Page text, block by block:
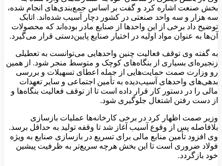
بخش صنعت اشاره کرد و گفت بر اساس جمع‌بندی‌های انجام شده،
سه هزار و سه واحد صنعتی در کشور دچار آسیب شده‌اند. اتابک
توضیح داد برخی از این واحدها از صنایع مادر بوده‌اند که محصولات
آن‌ها به عنوان مواد اولیه در اختیار صنایع پایین‌دستی قرار می‌گیرد.
به گفته وی توقف فعالیت چنین واحدهایی می‌توانست به تعطیلی
زنجیره‌ای بسیاری از بنگاه‌های کوچک و متوسط منجر شود. از همین
رو وزارت صمت حمایت‌هایی از جمله اعطای تسهیلات و بررسی
بدهی‌های واحدهای آسیب‌دیده به تأمین اجتماعی و سایر تعهدات
مالی را در دستور کار قرار داده است تا از توقف فعالیت بنگاه‌ها و
از دست رفتن اشتغال جلوگیری شود.
وزیر صمت اظهار کرد در برخی کارخانه‌ها عملیات بازسازی
بلافاصله پس از وقوع آسیب آغاز شد تا وقفه تولید به حداقل برسد.
وی افزود تأمین منابع مالی برای تسریع در بازسازی صنایع به ویژه
فولاد ضروری است تا این بخش هرچه سریع‌تر به ظرفیت پیشین
خود بازگردد.